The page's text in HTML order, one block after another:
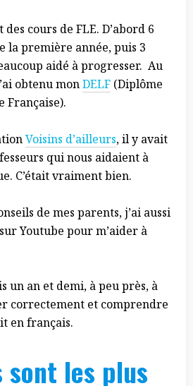
cours de FLE. D’abord 6
la première année, puis 3
aidé à progresser. Au
obtenu monDELF (Diplôme
Française).
Voisins d’ailleurs, il y avait
qui nous aidaient à
C’était vraiment bien.
de mes parents, j’ai aussi
Youtube pour m’aider à
un an et demi, à peu près, à
correctement et comprendre
en français.
sont les plus